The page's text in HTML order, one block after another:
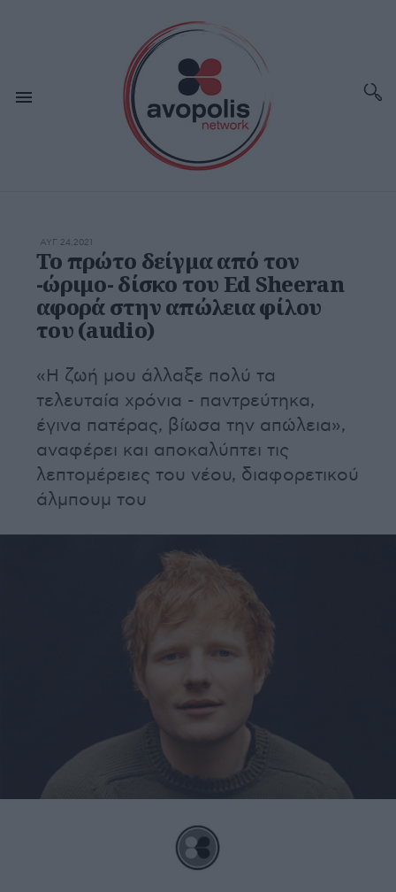
ΑΥΓ 24,2021
Το πρώτο δείγμα από τον
-ώριμο- δίσκο του Ed Sheeran
αφορά στην απώλεια φίλου
του (audio)
«Η ζωή μου άλλαξε πολύ τα
τελευταία χρόνια - παντρεύτηκα,
έγινα πατέρας, βίωσα την απώλεια»,
αναφέρει και αποκαλύπτει τις
λεπτομέρειες του νέου, διαφορετικού
άλμπουμ του